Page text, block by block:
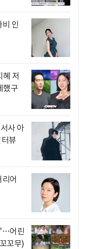
인
저
했구
사 아
뷰
어
어린
꼬무)